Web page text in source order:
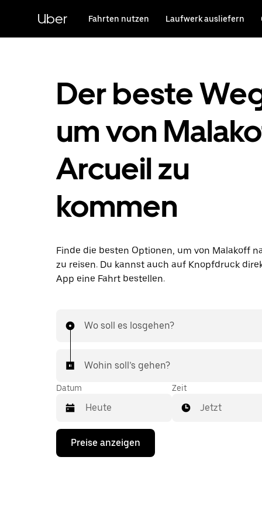
HauptinhaltUber Fahrten nutzen Laufwerk ausliefern
Der beste
um von
Arcueil zu
kommen
Finde die besten Optionen, um von Malakoff
zu reisen. Du kannst auch auf Knopfdruck
App eine Fahrt bestellen.
Wo soll es losgehen?
Wohin soll’s gehen?
Datum
Drücke
Nach-
Zeit
Jetzt
Preise anzeigen